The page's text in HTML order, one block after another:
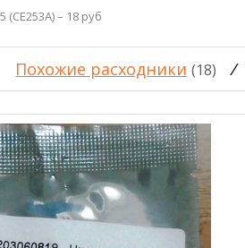
(CE253A) – 18 руб
Похожие расходники (18) /